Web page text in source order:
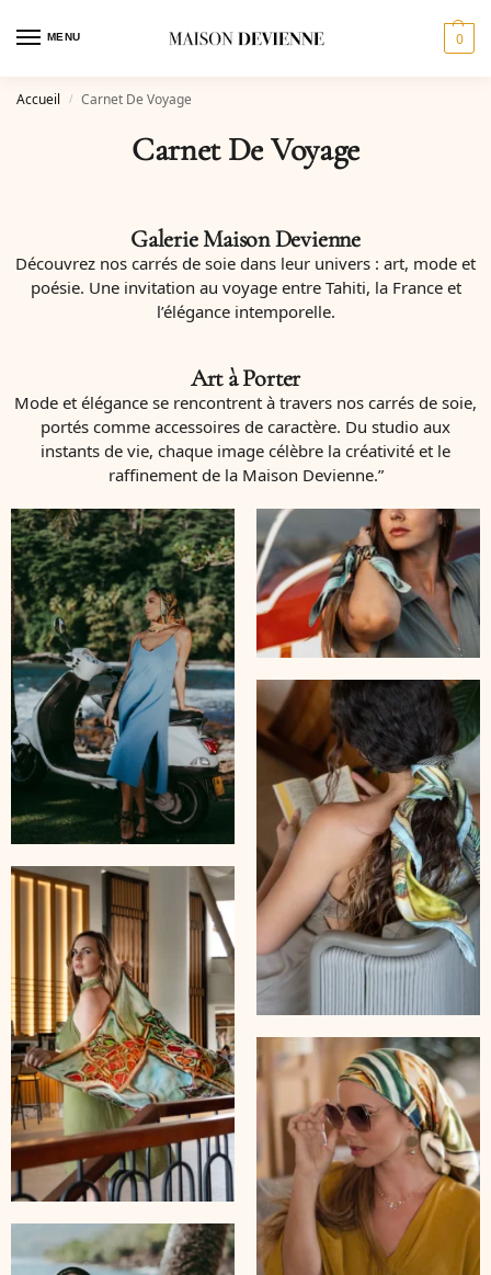
MENU 0
Accueil / Carnet De Voyage
Carnet De Voyage
Galerie Maison Devienne
Découvrez nos carrés de soie dans leur univers : art, mode et
poésie. Une invitation au voyage entre Tahiti, la France et
l’élégance intemporelle.
Art à Porter
Mode et élégance se rencontrent à travers nos carrés de soie,
portés comme accessoires de caractère. Du studio aux
instants de vie, chaque image célèbre la créativité et le
raffinement de la Maison Devienne.”